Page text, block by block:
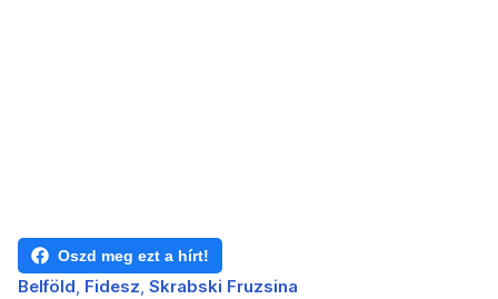
Oszd meg ezt a hírt!
Belföld Fidesz Skrabski Fruzsina